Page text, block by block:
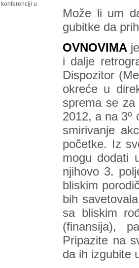
u
Može li um
gubitke da
OVNOVIMA
i dalje
Dispozitor
okreće u
sprema se
2012, a na 3º
smirivanje
početke. Iz
mogu dodati
njihovo 3.
bliskim
bih
sa bliskim
(finansija),
Pripazite na
da ih izgubite